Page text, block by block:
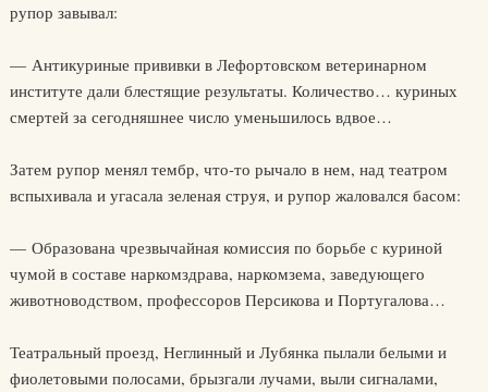
рупор завывал:
— Антикуриные прививки в Лефортовском ветеринарном
институте дали блестящие результаты. Количество… куриных
смертей за сегодняшнее число уменьшилось вдвое…
Затем рупор менял тембр, что-то рычало в нем, над театром
вспыхивала и угасала зеленая струя, и рупор жаловался басом:
— Образована чрезвычайная комиссия по борьбе с куриной
чумой в составе наркомздрава, наркомзема, заведующего
животноводством, профессоров Персикова и Португалова…
Театральный проезд, Неглинный и Лубянка пылали белыми и
фиолетовыми полосами, брызгали лучами, выли сигналами,